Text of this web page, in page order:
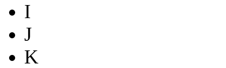
I
J
K